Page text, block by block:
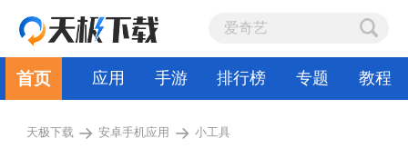
首页 应用 手游 排行榜 专题 教程
天极下载 → 安卓手机应用 → 小工具